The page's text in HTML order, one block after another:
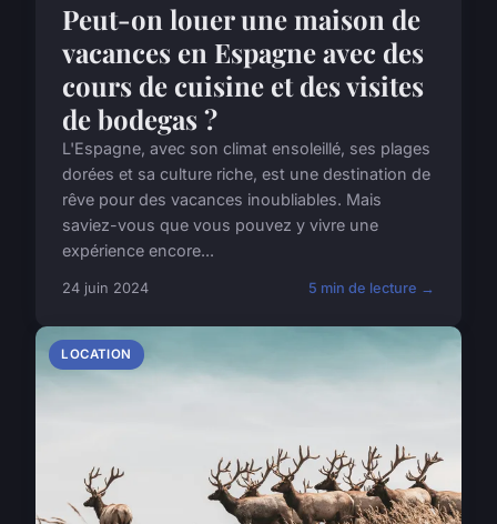
Peut-on louer une maison de
vacances en Espagne avec des
cours de cuisine et des visites
de bodegas ?
L'Espagne, avec son climat ensoleillé, ses plages
dorées et sa culture riche, est une destination de
rêve pour des vacances inoubliables. Mais
saviez-vous que vous pouvez y vivre une
expérience encore...
24 juin 2024 5 min de lecture →
LOCATION